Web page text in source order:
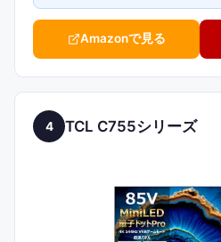
Amazonで見る
4 TCL C755シリーズ